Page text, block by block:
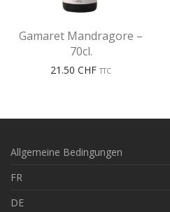
Gamaret Mandragore –
70cl.
21.50 CHF TTC
Allgemeine Bedingungen
FR
DE